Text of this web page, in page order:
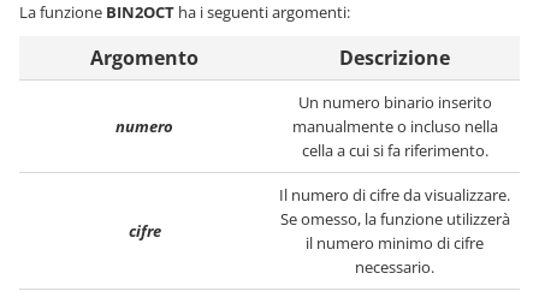
La funzione BIN2OCT ha i seguenti argomenti:
Argomento Descrizione
numero
Un numero binario inserito
manualmente o incluso nella
cella a cui si fa riferimento.
cifre
Il numero di cifre da visualizzare.
Se omesso, la funzione utilizzerà
il numero minimo di cifre
necessario.